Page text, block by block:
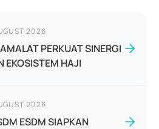
2026
PERKUAT SINERGI
EKOSISTEM HAJI
2026
ESDM SIAPKAN